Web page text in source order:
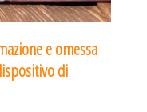
e omessa
di